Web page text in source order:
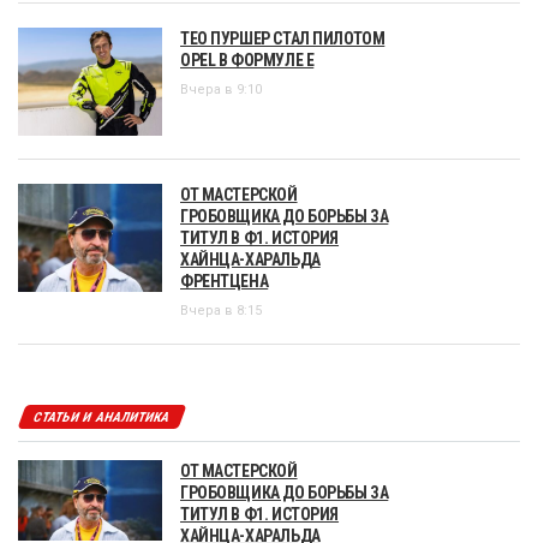
ТЕО ПУРШЕР СТАЛ ПИЛОТОМ
OPEL В ФОРМУЛЕ Е
Вчера в 9:10
ОТ МАСТЕРСКОЙ
ГРОБОВЩИКА ДО БОРЬБЫ ЗА
ТИТУЛ В Ф1. ИСТОРИЯ
ХАЙНЦА-ХАРАЛЬДА
ФРЕНТЦЕНА
Вчера в 8:15
СТАТЬИ И АНАЛИТИКА
ОТ МАСТЕРСКОЙ
ГРОБОВЩИКА ДО БОРЬБЫ ЗА
ТИТУЛ В Ф1. ИСТОРИЯ
ХАЙНЦА-ХАРАЛЬДА